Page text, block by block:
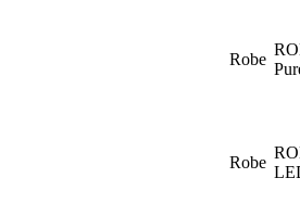
Robe
Robe